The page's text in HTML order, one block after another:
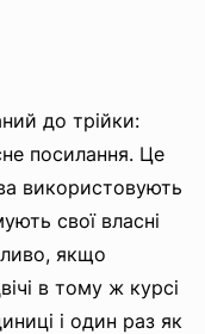
до трійки:
посилання. Це
використовують
свої власні
якщо
в тому ж курсі
і один раз як